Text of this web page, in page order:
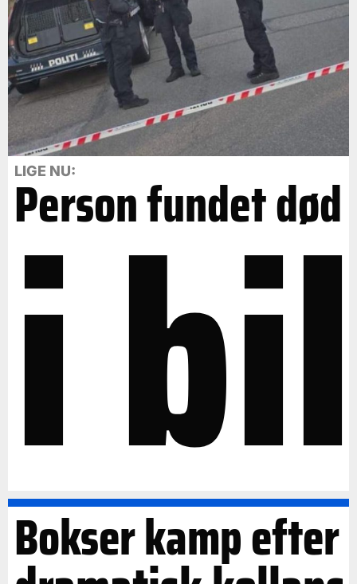
LIGE NU:
Person fundet død
i bil
Bokser kamp efter